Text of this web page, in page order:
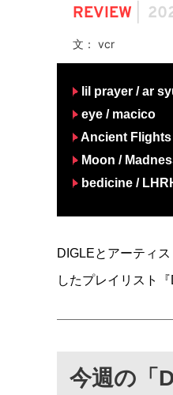
REVIEW
文： vcr
lil prayer / ar
eye / macico
Ancient Flights
Moon /
bedicine /
DIGLEとアーティ
したプレイリスト
今週の「